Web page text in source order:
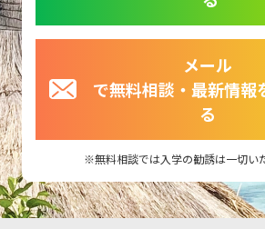
メール
で無料相談・最新情報
る
無料相談では入学の勧誘は一切い